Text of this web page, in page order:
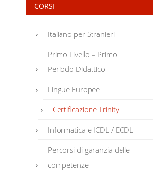
CORSI
Italiano per Stranieri
Primo Livello – Primo
Periodo Didattico
Lingue Europee
Certificazione Trinity
Informatica e ICDL / ECDL
Percorsi di garanzia delle
competenze